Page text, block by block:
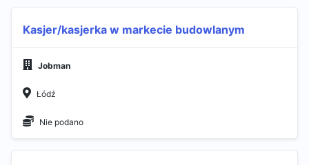
Kasjer/kasjerka w markecie budowlanym
Jobman
Łódź
Nie podano